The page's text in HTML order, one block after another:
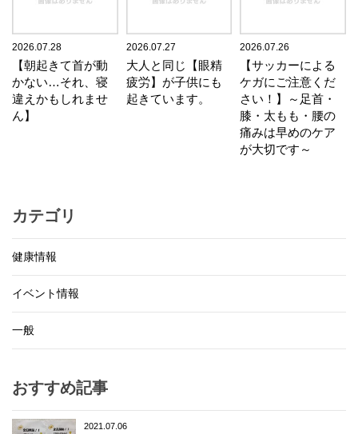
2026.07.28
【朝起きて首が動
かない…それ、寝
違えかもしれませ
ん】
2026.07.27
大人と同じ【眼精
疲労】が子供にも
起きています。
2026.07.26
【サッカーによる
ケガにご注意くだ
さい！】～足首・
膝・太もも・腰の
痛みは早めのケア
が大切です～
カテゴリ
健康情報
イベント情報
一般
おすすめ記事
2021.07.06